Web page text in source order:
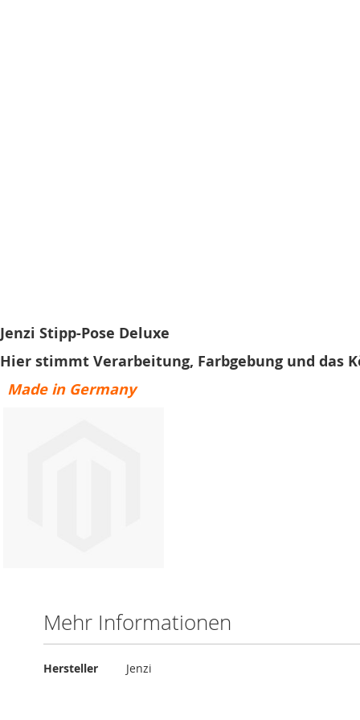
Jenzi Stipp-Pose Deluxe
Hier stimmt Verarbeitung, Farbgebung und das
Made in Germany
Mehr Informationen
Mehr
Hersteller Jenzi